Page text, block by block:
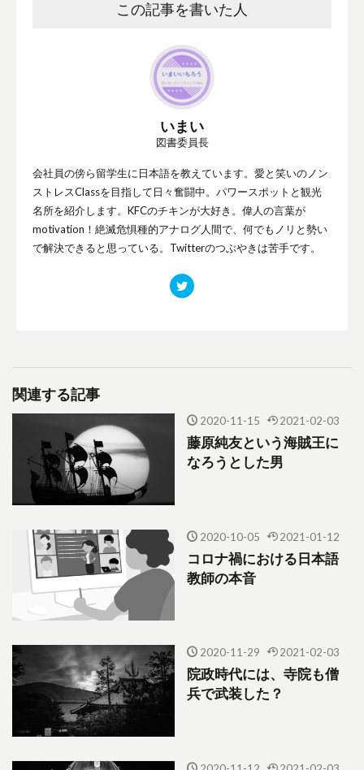
この記事を書いた人
いまい
図書委員長
会社員の傍ら留学生に日本語を教えています。愛と笑いのノン
ストレスClassを目指して日々奮闘中。パワースポットと観光
名所を紹介します。KFCのチキンが大好き。偉人の言葉が
motivation！絶滅危惧種的アナログ人間で、何でもノリと勢い
で解決できると思っている。Twitterのつぶやきは苦手です。
関連する記事
2020-11-15 2021-02-03
藤原純友という海賊王に
なろうとした男
2020-10-05 2021-01-12
コロナ禍における日本語
教師の本音
2020-11-29 2021-02-03
院政時代には、寺院も僧
兵で武装した？